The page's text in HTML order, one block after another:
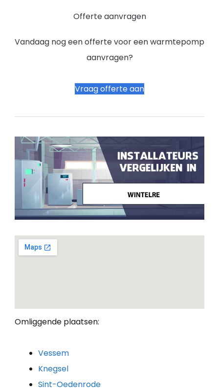
Offerte aanvragen
Vandaag nog een offerte voor een warmtepomp
aanvragen?
Vraag offerte aan
Omliggende plaatsen:
Vessem
Knegsel
Sint-Oedenrode